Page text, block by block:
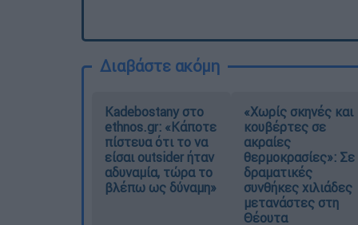
Διαβάστε ακόμη
Kadebostany στο
ethnos.gr: «Κάποτε
πίστευα ότι το να
είσαι outsider ήταν
αδυναμία, τώρα το
βλέπω ως δύναμη»
«Χωρίς σκηνές και
κουβέρτες σε
ακραίες
θερμοκρασίες»: Σε
δραματικές
συνθήκες χιλιάδες
μετανάστες στη
Θέουτα